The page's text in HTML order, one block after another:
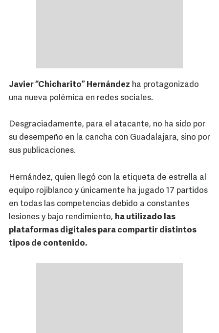
Javier “Chicharito” Hernández ha protagonizado
una nueva polémica en redes sociales.
Desgraciadamente, para el atacante, no ha sido por
su desempeño en la cancha con Guadalajara, sino por
sus publicaciones.
Hernández, quien llegó con la etiqueta de estrella al
equipo rojiblanco y únicamente ha jugado 17 partidos
en todas las competencias debido a constantes
lesiones y bajo rendimiento, ha utilizado las
plataformas digitales para compartir distintos
tipos de contenido.